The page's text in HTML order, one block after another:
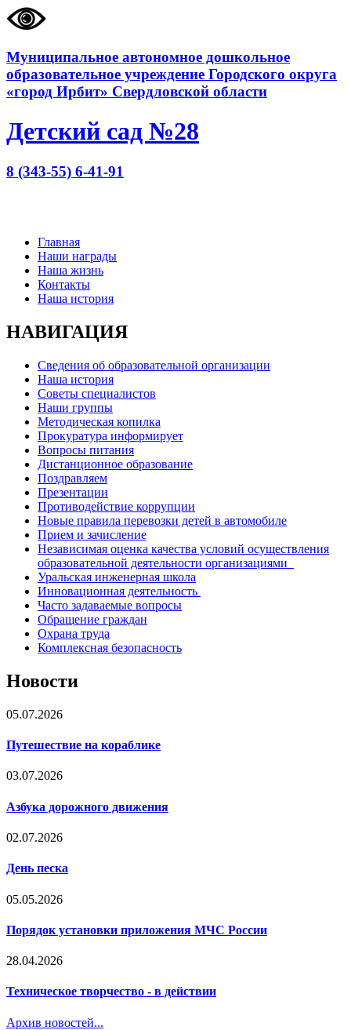
Муниципальное автономное дошкольное
образовательное учреждение Городского округа
«город Ирбит» Свердловской области
Детский сад №28
8 (343-55) 6-41-91
Главная
Наши награды
Наша жизнь
Контакты
Наша история
НАВИГАЦИЯ
Сведения об образовательной организации
Наша история
Советы специалистов
Наши группы
Методическая копилка
Прокуратура информирует
Вопросы питания
Дистанционное образование
Поздравляем
Презентации
Противодействие коррупции
Новые правила перевозки детей в автомобиле
Прием и зачисление
Независимая оценка качества условий осуществления
образовательной деятельности организациями
Уральская инженерная школа
Инновационная деятельность
Часто задаваемые вопросы
Обращение граждан
Охрана труда
Комплексная безопасность
Новости
05.07.2026
Путешествие на кораблике
03.07.2026
Азбука дорожного движения
02.07.2026
День песка
05.05.2026
Порядок установки приложения МЧС России
28.04.2026
Техническое творчество - в действии
Архив новостей...